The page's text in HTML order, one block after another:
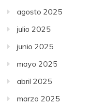
agosto 2025
julio 2025
junio 2025
mayo 2025
abril 2025
marzo 2025